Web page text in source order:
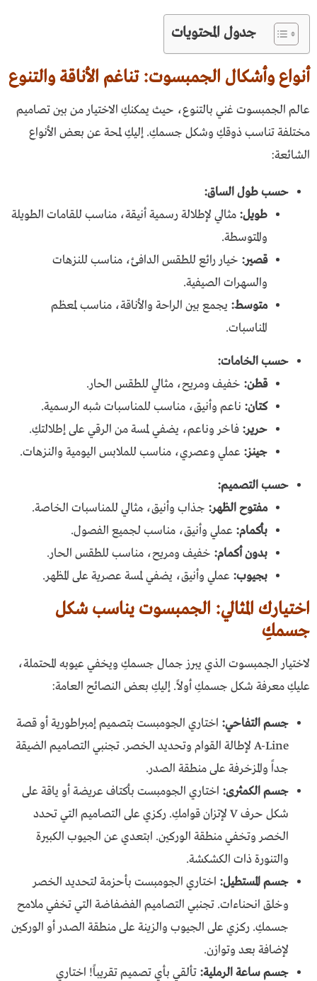
جدول المحتويات
أنواع وأشكال الجمبسوت: تناغم الأناقة والتنوع
عالم الجمبسوت غني بالتنوع، حيث يمكنكِ الاختيار من بين تصاميم
مختلفة تناسب ذوقكِ وشكل جسمكِ. إليكِ لمحة عن بعض الأنواع
الشائعة:
حسب طول الساق:
طويل: مثالي لإطلالة رسمية أنيقة، مناسب للقامات الطويلة
والمتوسطة.
قصير: خيار رائع للطقس الدافئ، مناسب للنزهات
والسهرات الصيفية.
متوسط: يجمع بين الراحة والأناقة، مناسب لمعظم
المناسبات.
حسب الخامات:
قطن: خفيف ومريح، مثالي للطقس الحار.
كتان: ناعم وأنيق، مناسب للمناسبات شبه الرسمية.
حرير: فاخر وناعم، يضفي لمسة من الرقي على إطلالتكِ.
جينز: عملي وعصري، مناسب للملابس اليومية والنزهات.
حسب التصميم:
مفتوح الظهر: جذاب وأنيق، مثالي للمناسبات الخاصة.
بأكمام: عملي وأنيق، مناسب لجميع الفصول.
بدون أكمام: خفيف ومريح، مناسب للطقس الحار.
بجيوب: عملي وأنيق، يضفي لمسة عصرية على المظهر.
اختيارك المثالي: الجمبسوت يناسب شكل
جسمكِ
لاختيار الجمبسوت الذي يبرز جمال جسمكِ ويخفي عيوبه المحتملة،
عليكِ معرفة شكل جسمكِ أولاً. إليكِ بعض النصائح العامة:
جسم التفاحي: اختاري الجومبست بتصميم إمبراطورية أو قصة
A-Line لإطالة القوام وتحديد الخصر. تجنبي التصاميم الضيقة
جداً والمزخرفة على منطقة الصدر.
جسم الكمثرى: اختاري الجومبست بأكتاف عريضة أو ياقة على
شكل حرف V لإتزان قوامكِ. ركزي على التصاميم التي تحدد
الخصر وتخفي منطقة الوركين. ابتعدي عن الجيوب الكبيرة
والتنورة ذات الكشكشة.
جسم المستطيل: اختاري الجومبست بأحزمة لتحديد الخصر
وخلق انحناءات. تجنبي التصاميم الفضفاضة التي تخفي ملامح
جسمكِ. ركزي على الجيوب والزينة على منطقة الصدر أو الوركين
لإضافة بعد وتوازن.
جسم ساعة الرملية: تألقي بأي تصميم تقريباً! اختاري